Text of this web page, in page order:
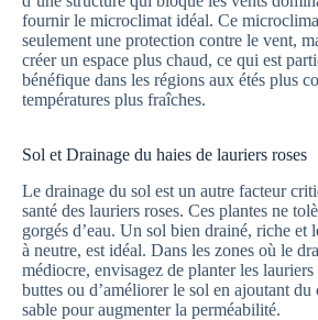
fournir le microclimat idéal. Ce
seulement une protection contre le vent,
créer un espace plus chaud, ce qui est
bénéfique dans les régions aux étés plus
températures plus fraîches.
Sol et Drainage du haies de lauriers roses
Le drainage du sol est un autre facteur
santé des lauriers roses. Ces plantes ne
gorgés d’eau. Un sol bien drainé, riche et
à neutre, est idéal. Dans les zones où le
médiocre, envisagez de planter les lauriers
buttes ou d’améliorer le sol en ajoutant du
sable pour augmenter la perméabilité.